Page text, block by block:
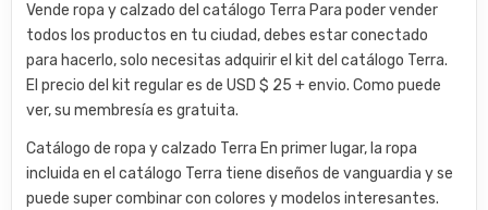
Vende ropa y calzado del catálogo Terra Para poder vender
todos los productos en tu ciudad, debes estar conectado
para hacerlo, solo necesitas adquirir el kit del catálogo Terra.
El precio del kit regular es de USD $ 25 + envio. Como puede
ver, su membresía es gratuita.
Catálogo de ropa y calzado Terra En primer lugar, la ropa
incluida en el catálogo Terra tiene diseños de vanguardia y se
puede super combinar con colores y modelos interesantes.